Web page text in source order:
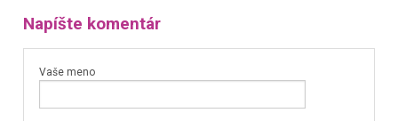
Napíšte komentár
Vaše meno